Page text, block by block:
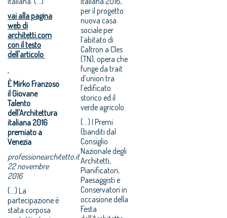
vai alla pagina
web di
architetti.com
con il testo
dell'articolo
È Mirko Franzoso
il Giovane
Talento
dell'Architettura
italiana 2016
premiato a
Venezia
professionearchitetto.it
22 novembre
2016
(...) La
partecipazione è
stata corposa
per il progetto
nuova casa
sociale per
l’abitato di
Caltron a Cles
(TN), opera che
funge da trait
d’union tra
l’edificato
storico ed il
verde agricolo.
(...) I Premi
(banditi dal
Consiglio
Nazionale degli
Architetti,
Pianificatori,
Paesaggisti e
Conservatori in
occasione della
Festa